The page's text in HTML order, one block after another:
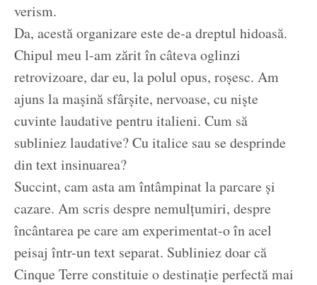
verism.
Da, acestă organizare este de-a dreptul hidoasă.
Chipul meu l-am zărit în câteva oglinzi
retrovizoare, dar eu, la polul opus, roșesc. Am
ajuns la mașină sfârșite, nervoase, cu niște
cuvinte laudative pentru italieni. Cum să
subliniez laudative? Cu italice sau se desprinde
din text insinuarea?
Succint, cam asta am întâmpinat la parcare și
cazare. Am scris despre nemulțumiri, despre
încântarea pe care am experimentat-o în acel
peisaj într-un text separat. Subliniez doar că
Cinque Terre constituie o destinație perfectă mai